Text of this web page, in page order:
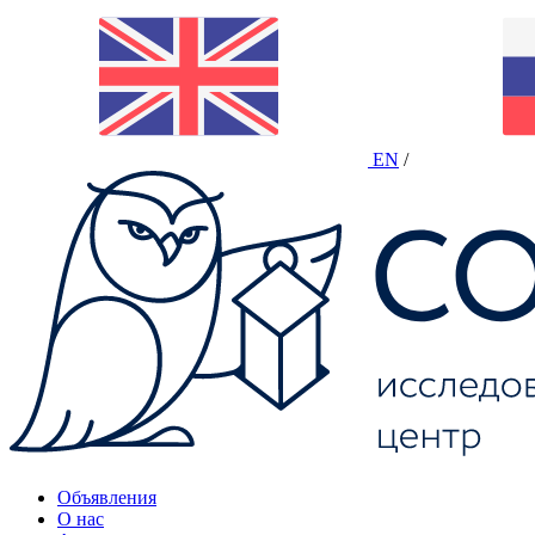
EN /
Объявления
О нас